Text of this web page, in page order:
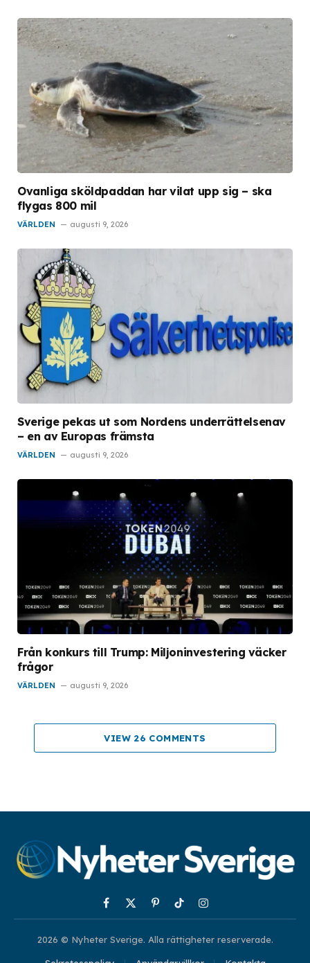
Ovanliga sköldpaddan har vilat upp sig – ska
flygas 800 mil
VÄRLDEN augusti 9, 2026
Sverige pekas ut som Nordens underrättelsenav
– en av Europas främsta
VÄRLDEN augusti 9, 2026
Från konkurs till Trump: Miljoninvestering väcker
frågor
VÄRLDEN augusti 9, 2026
VIEW 26 COMMENTS
Facebook
X
PinterestTikTokInstagram
2026 © Nyheter Sverige. Alla rättigheter reserverade.